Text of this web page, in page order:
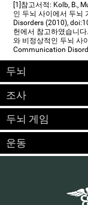
[1]참고서적: Kolb, B.,
인 두뇌 사이에서 두뇌
Disorders (2010),
헌에서 참고하였습니다
와 비정상적인 두뇌 사
Communication
두뇌
조사
두뇌 게임
운동